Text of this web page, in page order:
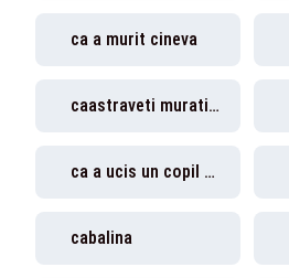
ca a murit cineva
caastraveti murati contraindicatii
ca a ucis un copil de 10 ani
cabalina